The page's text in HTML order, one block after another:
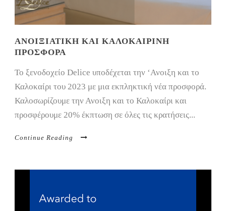
ΑΝΟΙΞΙΆΤΙΚΗ ΚΑΙ ΚΑΛΟΚΑΙΡΙΝΉ
ΠΡΟΣΦΟΡΆ
Το ξενοδοχείο Delice υποδέχεται την ‘Ανοιξη και το
Καλοκαίρι του 2023 με μια εκπληκτική νέα προσφορά.
Καλοσωρίζουμε την Ανοιξη και το Καλοκαίρι και
προσφέρουμε 20% έκπτωση σε όλες τις κρατήσεις...
Continue Reading